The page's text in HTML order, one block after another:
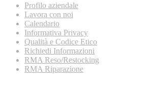
Profilo aziendale
Lavora con noi
Calendario
Informativa Privacy
Qualità e Codice Etico
Richiedi Informazioni
RMA Reso/Restocking
RMA Riparazione